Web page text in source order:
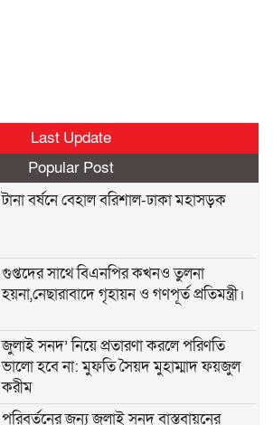
Last Update
Popular Post
টানা বর্ষনে বেহাল বরিশাল-ঢাকা মহাসড়ক
গুপ্তদের সাথে বিএনপির কখনও তুলনা
হয়না,নেছারাবাদে গৃহায়ন ও গণপূর্ত প্রতিমন্ত্রী।
জুলাই সনদ’ নিয়ে প্রতারণা করলে পরিণতি
ভালো হবে না: মুফতি সৈয়দ মুহাম্মাদ ফয়জুল
করীম
পরিবর্তনের জন্য জুলাই সনদ বাস্তবায়নের